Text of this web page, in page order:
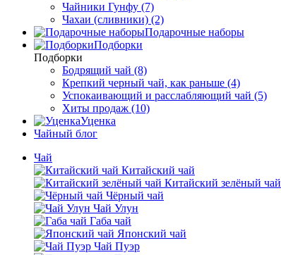
Чайники Гунфу (7)
Чахаи (сливники) (2)
Подарочные наборы
Подборки
Подборки
Бодрящий чай (8)
Крепкий черный чай, как раньше (4)
Успокаивающий и расслабляющий чай (5)
Хиты продаж (10)
Уценка
Чайный блог
Чай
Китайский чай
Китайский зелёный чай
Чёрный чай
Чай Улун
Габа чай
Японский чай
Чай Пуэр